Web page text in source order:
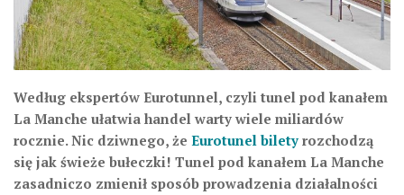
Według ekspertów Eurotunnel, czyli tunel pod kanałem
La Manche ułatwia handel warty wiele miliardów
rocznie. Nic dziwnego, że Eurotunel bilety rozchodzą
się jak świeże bułeczki! Tunel pod kanałem La Manche
zasadniczo zmienił sposób prowadzenia działalności